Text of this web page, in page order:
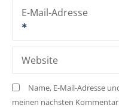
oE-Mail-Adresse
Website
Name, E-Mail-Adresse
meinen nächsten